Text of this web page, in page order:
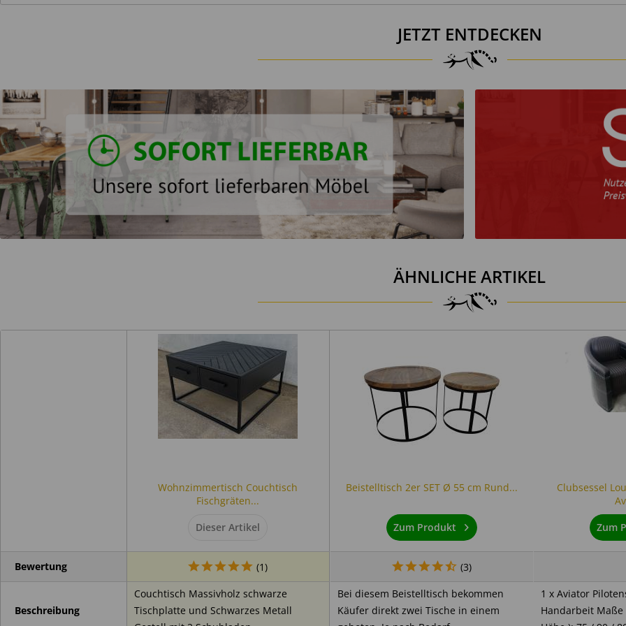
Veränderungen oder bauliche Modifikationen am Produkt sind nicht zulässig.
6. Glas- und Verletzungsrisiken
Glasflächen nicht überlasten oder Stoßeinwirkungen aussetzen.
Extreme Temperaturunterschiede vermeiden.
Beim Schließen von Türen und Schubladen auf Hände und Finger achten.
7. Kleinteile
Achtung: Kleinteile können verschluckt werden. Montagematerial außerhalb der Reichweite von Kleinkindern aufbewahren.
Das Produkt erfüllt die geltenden Anforderungen der EU-Chemikalienverordnung (REACH). Produktionsbedingte Gerüche können
unmittelbar nach dem Auspacken auftreten und verflüchtigen sich bei ausreichender Belüftung.
Mit weichem Tuch und mildem Reinigungsmittel reinigen.
Keine aggressiven oder scheuernden Reinigungsmittel verwenden.
Vor dauerhafter Feuchtigkeit, starker Hitze und direkter Sonneneinstrahlung schützen.
Holz ist ein Naturprodukt; leichte Maß- und Farbveränderungen sind materialbedingt möglich.
Möbel nicht unmittelbar neben offenen Flammen oder starken Hitzequellen aufstellen.
Die Entsorgung erfolgt gemäß den örtlichen Vorschriften.
JETZT ENTDECKEN
ÄHNLICHE ARTIKEL
Wohnzimmertisch Couchtisch
Fischgräten...
Beistelltisch 2er SET Ø 55 cm Rund...
Clubsessel
Dieser Artikel
Zum Produkt Zum
Bewertung (1) (3)
Beschreibung
Couchtisch Massivholz schwarze
Tischplatte und Schwarzes Metall
Bei diesem Beistelltisch bekommen
Käufer direkt zwei Tische in einem
1 x Aviator
Handarbeit